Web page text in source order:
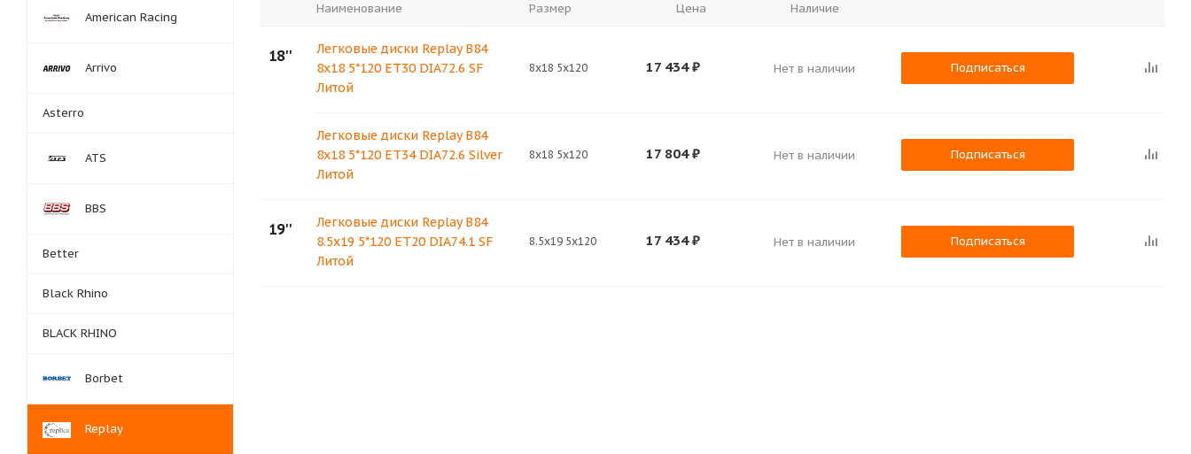
Наименование Размер Цена Наличие
18''
Легковые диски Replay B84
8x18 5*120 ET30 DIA72.6 SF
Литой
8x18 5x120 17 434₽ Нет в наличии Подписаться
Легковые диски Replay B84
8x18 5*120 ET34 DIA72.6 Silver
Литой
8x18 5x120 17 804₽ Нет в наличии Подписаться
19''
Легковые диски Replay B84
8.5x19 5*120 ET20 DIA74.1 SF
Литой
8.5x19 5x120 17 434₽ Нет в наличии Подписаться
American Racing
Arrivo
Asterro
ATS
BBS
Better
Black Rhino
BLACK RHINO
Borbet
Replay